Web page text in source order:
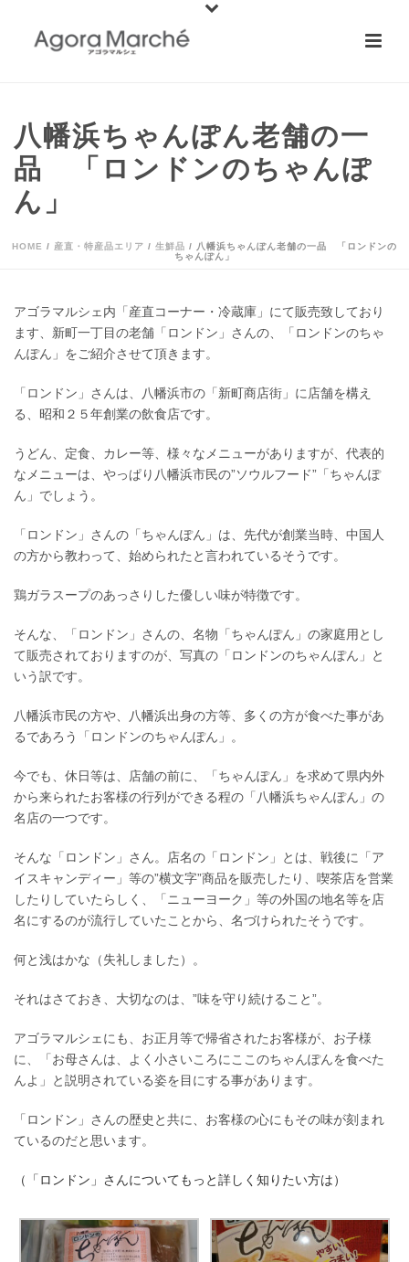
八幡浜ちゃんぽん老舗の一
品 「ロンドンのちゃんぽ
ん」
HOME / 産直・特産品エリア / 生鮮品 / 八幡浜ちゃんぽん老舗の一品 「ロンドンの
ちゃんぽん」
アゴラマルシェ内「産直コーナー・冷蔵庫」にて販売致しており
ます、新町一丁目の老舗「ロンドン」さんの、「ロンドンのちゃ
んぽん」をご紹介させて頂きます。
「ロンドン」さんは、八幡浜市の「新町商店街」に店舗を構え
る、昭和２５年創業の飲食店です。
うどん、定食、カレー等、様々なメニューがありますが、代表的
なメニューは、やっぱり八幡浜市民の”ソウルフード”「ちゃんぽ
ん」でしょう。
「ロンドン」さんの「ちゃんぽん」は、先代が創業当時、中国人
の方から教わって、始められたと言われているそうです。
鶏ガラスープのあっさりした優しい味が特徴です。
そんな、「ロンドン」さんの、名物「ちゃんぽん」の家庭用とし
て販売されておりますのが、写真の「ロンドンのちゃんぽん」と
いう訳です。
八幡浜市民の方や、八幡浜出身の方等、多くの方が食べた事があ
るであろう「ロンドンのちゃんぽん」。
今でも、休日等は、店舗の前に、「ちゃんぽん」を求めて県内外
から来られたお客様の行列ができる程の「八幡浜ちゃんぽん」の
名店の一つです。
そんな「ロンドン」さん。店名の「ロンドン」とは、戦後に「ア
イスキャンディー」等の”横文字”商品を販売したり、喫茶店を営業
したりしていたらしく、「ニューヨーク」等の外国の地名等を店
名にするのが流行していたことから、名づけられたそうです。
何と浅はかな（失礼しました）。
それはさておき、大切なのは、”味を守り続けること”。
アゴラマルシェにも、お正月等で帰省されたお客様が、お子様
に、「お母さんは、よく小さいころにここのちゃんぽんを食べた
んよ」と説明されている姿を目にする事があります。
「ロンドン」さんの歴史と共に、お客様の心にもその味が刻まれ
ているのだと思います。
（「ロンドン」さんについてもっと詳しく知りたい方は）